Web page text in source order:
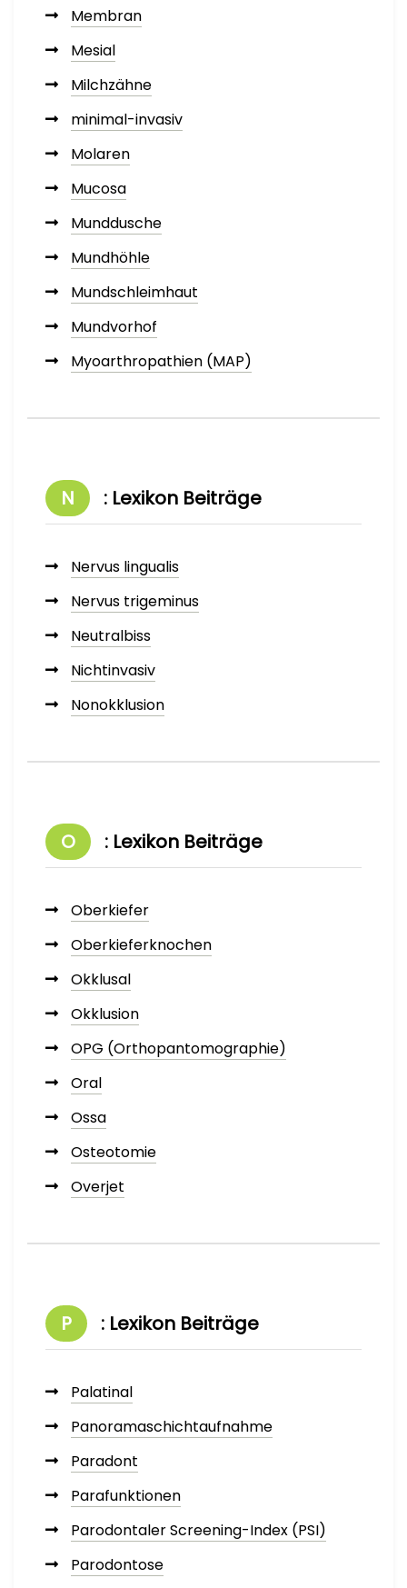
Membran
Mesial
Milchzähne
minimal-invasiv
Molaren
Mucosa
Munddusche
Mundhöhle
Mundschleimhaut
Mundvorhof
Myoarthropathien (MAP)
N : Lexikon Beiträge
Nervus lingualis
Nervus trigeminus
Neutralbiss
Nichtinvasiv
Nonokklusion
O : Lexikon Beiträge
Oberkiefer
Oberkieferknochen
Okklusal
Okklusion
OPG (Orthopantomographie)
Oral
Ossa
Osteotomie
Overjet
P : Lexikon Beiträge
Palatinal
Panoramaschichtaufnahme
Paradont
Parafunktionen
Parodontaler Screening-Index (PSI)
Parodontose